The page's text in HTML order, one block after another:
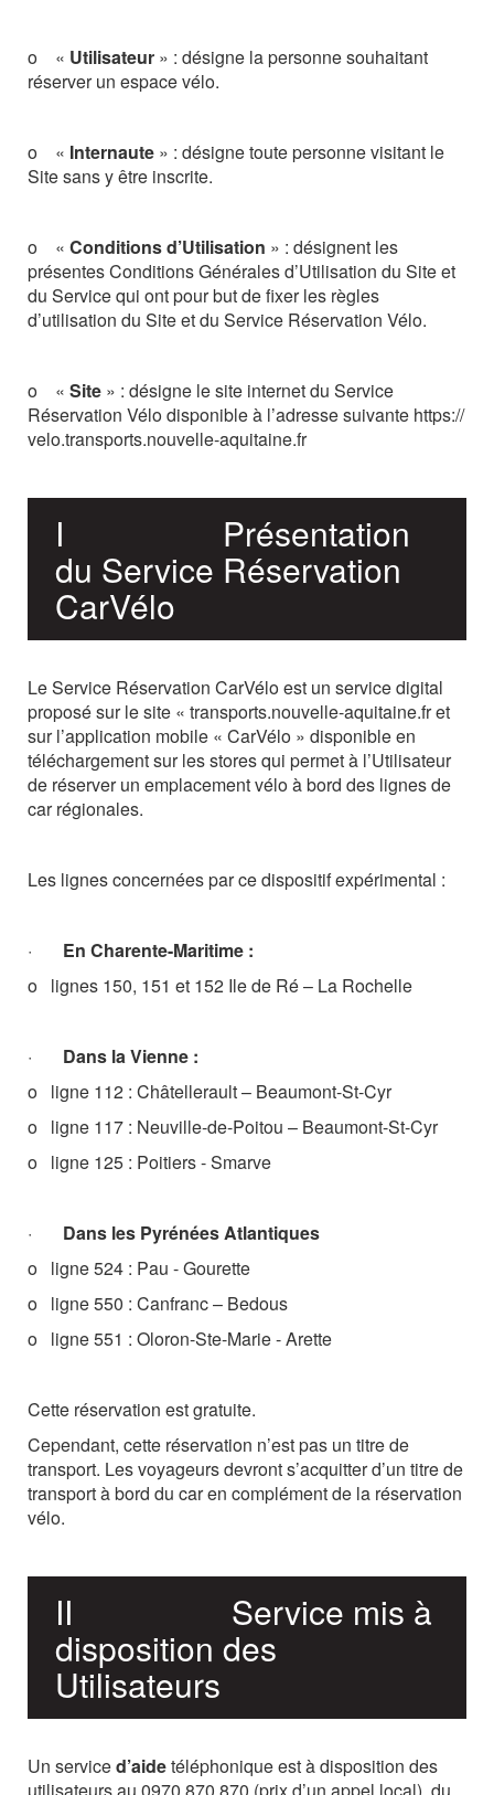
o « Utilisateur » : désigne lapersonnesouhaitant
réserver un espacevélo.
o « Internaute » : désignetoutepersonnevisitant le
Sitesansyêtre inscrite.
o « Conditions d’Utilisation » : désignent les
présentes Conditions Générales d’Utilisation du Site et
du Service qui ont pour but de fixer les règles
d’utilisation du Site et du Service Réservation Vélo.
o « Site » : désigne lesite internetdu Service
Réservation Vélodisponibleà l’adresse suivante https://
velo.transports.nouvelle-aquitaine.fr
I Présentation
du Service Réservation
CarVélo
LeService Réservation CarVéloest un servicedigital
proposé sur le site « transports.nouvelle-aquitaine.fr et
sur l’application mobile « CarVélo » disponible en
téléchargement sur les storesqui permetà l’Utilisateur
de réserver un emplacement vélo à bord des lignes de
car régionales.
Les lignes concernées par ce dispositif expérimental :
·
En Charente-Maritime :
o lignes 150, 151 et 152 Ile de Ré – La Rochelle
·
Dans la Vienne :
o ligne 112 : Châtellerault – Beaumont-St-Cyr
o ligne 117 : Neuville-de-Poitou – Beaumont-St-Cyr
o ligne 125 : Poitiers - Smarve
·
Dans les Pyrénées Atlantiques
o ligne 524 : Pau - Gourette
o ligne 550 : Canfranc – Bedous
o ligne 551 : Oloron-Ste-Marie - Arette
Cette réservation est gratuite.
Cependant, cette réservation n’estpas un titrede
transport. Lesvoyageursdevront s’acquitter d’un titre de
transport à bord du car en complément de la réservation
vélo.
II Service mis à
disposition des
Utilisateurs
Un serviced’aidetéléphonique est à disposition des